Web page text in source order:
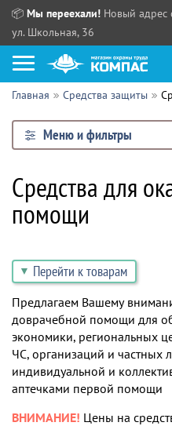
📦 Мы переехали! Новый адрес
ул. Школьная, 36
Как купить?
Прайс-листы
Сотрудничество
Партнерам
Обзоры
Контакты
ПН - ЧТ:
СБ, ВС:
Главная Средства защиты
Меню и фильтры
Средства для
помощи
Перейти к товарам
Предлагаем Вашему
доврачебной помощи для
экономики, региональных
ЧС, организаций и частных
индивидуальной и
аптечками первой помощи
ВНИМАНИЕ! Цены на